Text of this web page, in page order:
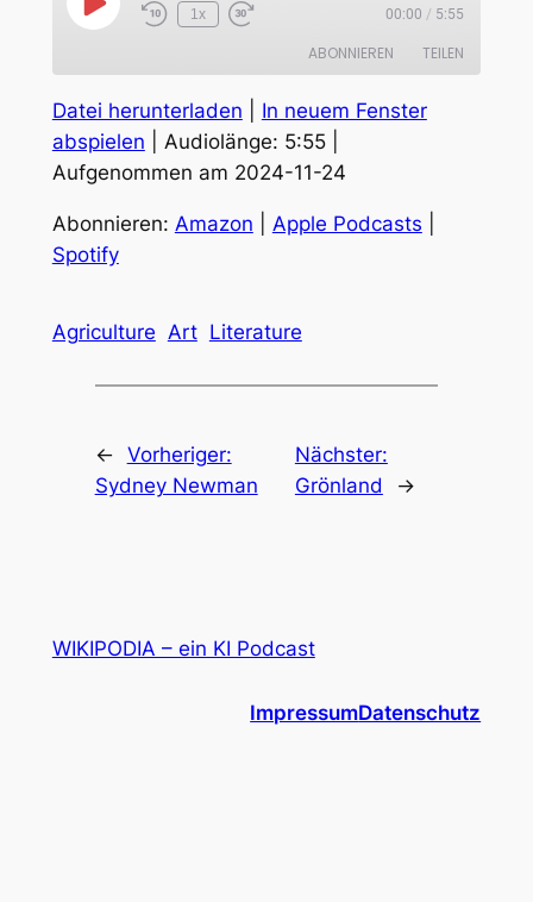
Play
Episode
1x 00:00 / 5:55
ABONNIEREN TEILEN
Amazon Apple Podcasts
TEILEN
LINK
EMBED
Datei herunterladen
In neuem Fenster
abspielen
Audiolänge: 5:55|
Aufgenommen am 2024-11-24
Abonnieren: Amazon Apple Podcasts
Spotify
Agriculture Art Literature
← Vorheriger:
Sydney Newman
Nächster:
Grönland
→
WIKIPODIA – ein KI Podcast
ImpressumDatenschutz